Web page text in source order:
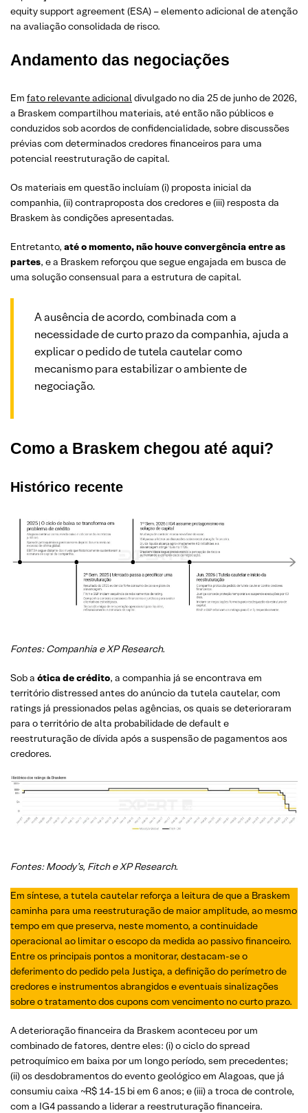
equity support agreement (ESA) – elemento adicional de atenção
na avaliação consolidada de risco.
Andamento das negociações
Em fato relevante adicionaldivulgado no dia 25 de junho de 2026,
a Braskem compartilhou materiais, até então não públicos e
conduzidos sob acordos de confidencialidade, sobre discussões
prévias com determinados credores financeiros para uma
potencial reestruturação de capital.
Os materiais em questão incluíam (i) proposta inicial da
companhia, (ii) contraproposta dos credores e (iii) resposta da
Braskem às condições apresentadas.
Entretanto, até o momento, não houve convergência entre as
partes, e a Braskem reforçou que segue engajada em busca de
uma solução consensual para a estrutura de capital.
A ausência de acordo, combinada com a
necessidade de curto prazo da companhia, ajuda a
explicar o pedido de tutela cautelar como
mecanismo para estabilizar o ambiente de
negociação.
Como a Braskem chegou até aqui?
Histórico recente
Fontes: Companhia e XP Research.
Sob a ótica de crédito, a companhia já se encontrava em
território distressed antes do anúncio da tutela cautelar, com
ratings já pressionados pelas agências, os quais se deterioraram
para o território de alta probabilidade de default e
reestruturação de dívida após a suspensão de pagamentos aos
credores.
Fontes: Moody’s, Fitch e XP Research.
Em síntese, a tutela cautelar reforça a leitura de que a Braskem
caminha para uma reestruturação de maior amplitude, ao mesmo
tempo em que preserva, neste momento, a continuidade
operacional ao limitar o escopo da medida ao passivo financeiro.
Entre os principais pontos a monitorar, destacam-se o
deferimento do pedido pela Justiça, a definição do perímetro de
credores e instrumentos abrangidos e eventuais sinalizações
sobre o tratamento dos cupons com vencimento no curto prazo.
A deterioração financeira da Braskem aconteceu por um
combinado de fatores, dentre eles: (i) o ciclo do spread
petroquímico em baixa por um longo período, sem precedentes;
(ii) os desdobramentos do evento geológico em Alagoas, que já
consumiu caixa ~R$ 14-15 bi em 6 anos; e (iii) a troca de controle,
com a IG4 passando a liderar a reestruturação financeira.